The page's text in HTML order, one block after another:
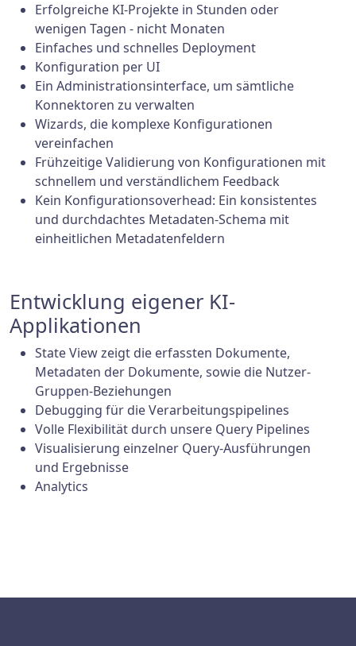
Erfolgreiche KI-Projekte in Stunden oder
wenigen Tagen - nicht Monaten
Einfaches und schnelles Deployment
Konfiguration per UI
Ein Administrationsinterface, um sämtliche
Konnektoren zu verwalten
Wizards, die komplexe Konfigurationen
vereinfachen
Frühzeitige Validierung von Konfigurationen mit
schnellem und verständlichem Feedback
Kein Konfigurationsoverhead: Ein konsistentes
und durchdachtes Metadaten-Schema mit
einheitlichen Metadatenfeldern
Entwicklung eigener KI-
Applikationen
State View zeigt die erfassten Dokumente,
Metadaten der Dokumente, sowie die Nutzer-
Gruppen-Beziehungen
Debugging für die Verarbeitungspipelines
Volle Flexibilität durch unsere Query Pipelines
Visualisierung einzelner Query-Ausführungen
und Ergebnisse
Analytics